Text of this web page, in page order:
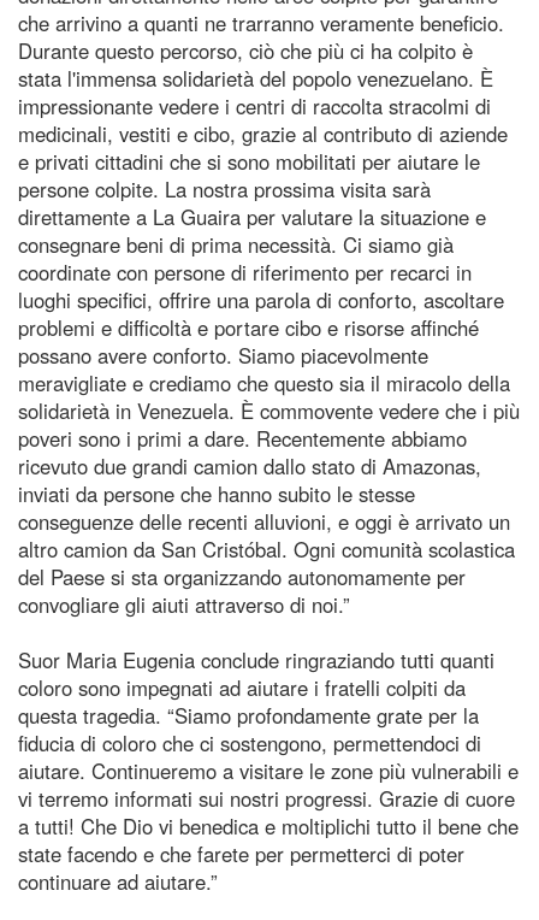
che arrivino a quanti ne trarranno veramente beneficio.
Durante questo percorso, ciò che più ci ha colpito è
stata l'immensa solidarietà del popolo venezuelano. È
impressionante vedere i centri di raccolta stracolmi di
medicinali, vestiti e cibo, grazie al contributo di aziende
e privati cittadini che si sono mobilitati per aiutare le
persone colpite. La nostra prossima visita sarà
direttamente a La Guaira per valutare la situazione e
consegnare beni di prima necessità. Ci siamo già
coordinate con persone di riferimento per recarci in
luoghi specifici, offrire una parola di conforto, ascoltare
problemi e difficoltà e portare cibo e risorse affinché
possano avere conforto. Siamo piacevolmente
meravigliate e crediamo che questo sia il miracolo della
solidarietà in Venezuela. È commovente vedere che i più
poveri sono i primi a dare. Recentemente abbiamo
ricevuto due grandi camion dallo stato di Amazonas,
inviati da persone che hanno subito le stesse
conseguenze delle recenti alluvioni, e oggi è arrivato un
altro camion da San Cristóbal. Ogni comunità scolastica
del Paese si sta organizzando autonomamente per
convogliare gli aiuti attraverso di noi.”
Suor Maria Eugenia conclude ringraziando tutti quanti
coloro sono impegnati ad aiutare i fratelli colpiti da
questa tragedia. “Siamo profondamente grate per la
fiducia di coloro che ci sostengono, permettendoci di
aiutare. Continueremo a visitare le zone più vulnerabili e
vi terremo informati sui nostri progressi. Grazie di cuore
a tutti! Che Dio vi benedica e moltiplichi tutto il bene che
state facendo e che farete per permetterci di poter
continuare ad aiutare.”